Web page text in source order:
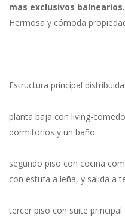
mas exclusivos balnearios.
Hermosa y cómoda
Estructura principal
planta baja con living-
dormitorios y un baño
segundo piso con cocina
con estufa a leña, y salida a
tercer piso con suite